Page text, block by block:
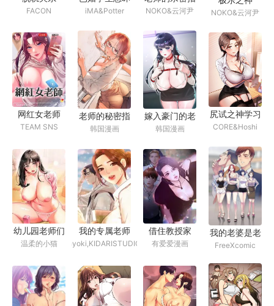
FACON
坏
iMA&Potter
导
NOKO&云河尹 NOKO&云河尹
网红女老师
TEAM SNS
老师的秘密指
导
韩国漫画
嫁入豪门的老
师
韩国漫画
尻试之神学习
法
CORE&Hoshi
幼儿园老师们
- 韩国漫画
温柔的小猫
我的专属老师
hyoki,KIDARISTUDIO
借住教授家
有爱爱漫画
我的老婆是老
师
FreeXcomic